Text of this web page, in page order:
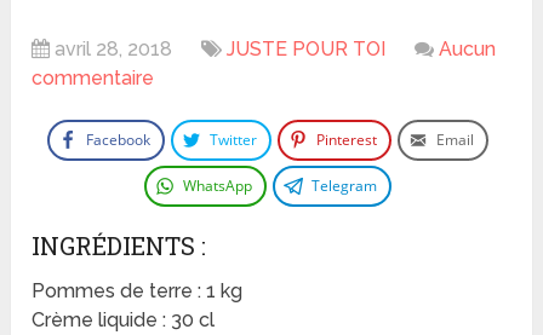
avril 28, 2018 JUSTE POUR TOI
Aucun
commentaire
Facebook Twitter Pinterest Email
WhatsApp Telegram
INGRÉDIENTS :
Pommes de terre : 1 kg
Crème liquide : 30 cl